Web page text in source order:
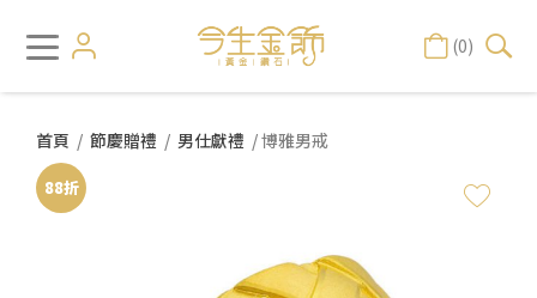
(0)
首頁 / 節慶贈禮 / 男仕獻禮 / 博雅男戒
88折